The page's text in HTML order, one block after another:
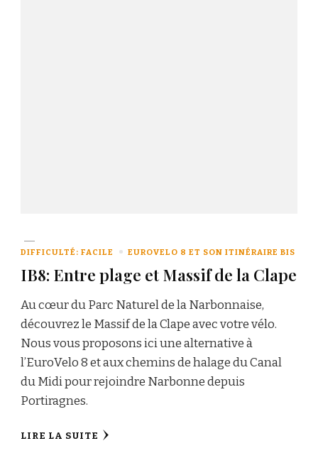
DIFFICULTÉ: FACILE EUROVELO 8 ET SON ITINÉRAIRE BIS
IB8: Entre plage et Massif de la Clape
Au cœur du Parc Naturel de la Narbonnaise,
découvrez le Massif de la Clape avec votre vélo.
Nous vous proposons ici une alternative à
l’EuroVelo 8 et aux chemins de halage du Canal
du Midi pour rejoindre Narbonne depuis
Portiragnes.
LIRE LA SUITE